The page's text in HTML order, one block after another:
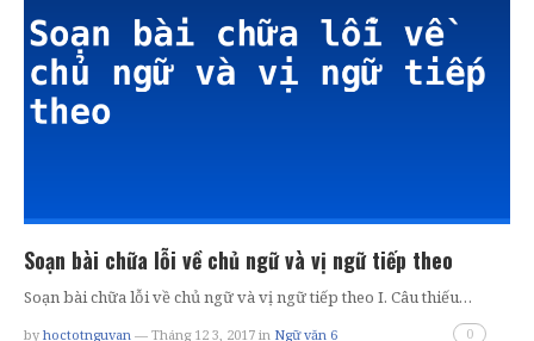
Soạn bài chữa lỗi về chủ ngữ và vị ngữ tiếp theo
Soạn bài chữa lỗi về chủ ngữ và vị ngữ tiếp theo I. Câu thiếu…
by hoctotnguvan — Tháng 12 3, 2017 in Ngữ văn 6 0